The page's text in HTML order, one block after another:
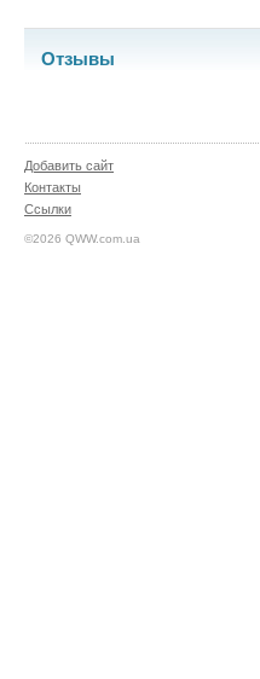
Отзывы
Добавить сайт
Контакты
Ссылки
©2026 QWW.com.ua